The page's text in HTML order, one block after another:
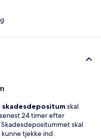
skadesdepositum skal
24 timer efter
skal
tjekke ind.